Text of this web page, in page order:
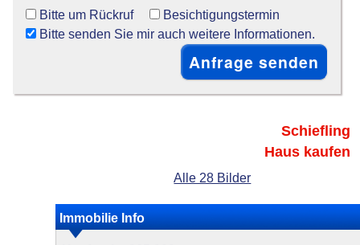
Bitte um Rückruf
Besichtigungstermin
Bitte senden Sie mir auch weitere Informationen.
Schiefling
Haus kaufen
Alle 28 Bilder
Immobilie Info